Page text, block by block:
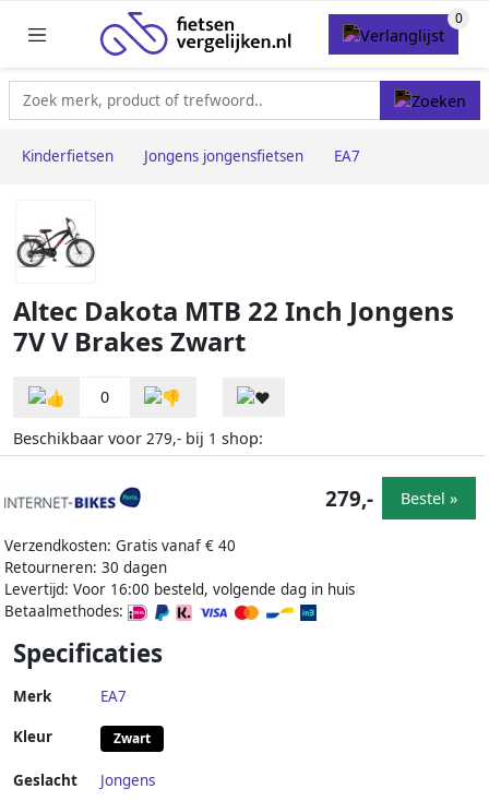
Kinderfietsen Jongens jongensfietsen EA7
Altec Dakota MTB 22 Inch Jongens
7V V Brakes Zwart
0
Beschikbaar voor 279,- bij 1 shop:
Verzendkosten: Gratis vanaf € 40
Retourneren: 30 dagen
Levertijd: Voor 16:00 besteld, volgende dag in huis
Betaalmethodes:
279,- Bestel »
Specificaties
Merk EA7
Kleur Zwart
Geslacht
Jongens